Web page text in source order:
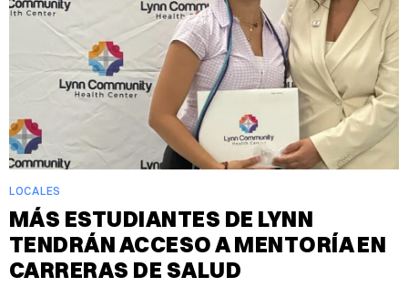
LOCALES
MÁS ESTUDIANTES DE LYNN
TENDRÁN ACCESO A MENTORÍA EN
CARRERAS DE SALUD